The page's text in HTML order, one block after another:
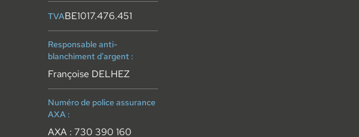
TVABE1017.476.451
Responsable anti-
blanchiment d'argent :
Françoise DELHEZ
Numéro de police assurance
AXA :
AXA : 730 390 160